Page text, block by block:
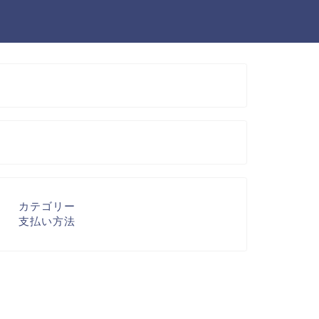
カテゴリー
支払い方法